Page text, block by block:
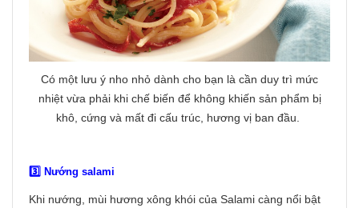
Có một lưu ý nho nhỏ dành cho bạn là cần duy trì mức
nhiệt vừa phải khi chế biến để không khiến sản phẩm bị
khô, cứng và mất đi cấu trúc, hương vị ban đầu.
3️⃣ Nướng salami
Khi nướng, mùi hương xông khói của Salami càng nổi bật